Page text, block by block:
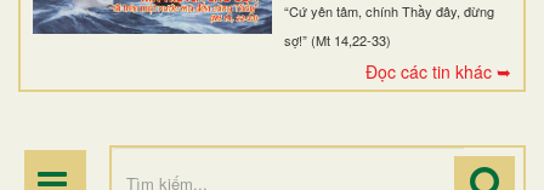
“Cứ yên tâm, chính Thầy đây, đừng
sợ!” (Mt 14,22-33)
Đọc các tin khác ➥
ĐIỂM HÀNH HƯƠNG